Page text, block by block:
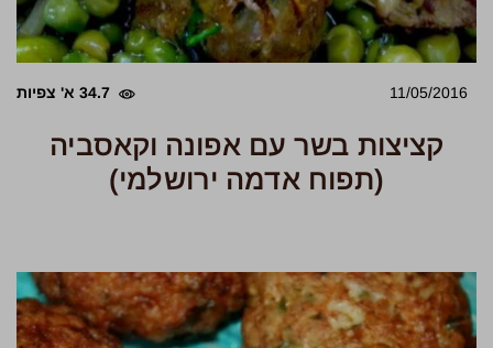
11/05/2016 34.7 א' צפיות
קציצות בשר עם אפונה וקאסביה
(תפוח אדמה ירושלמי)